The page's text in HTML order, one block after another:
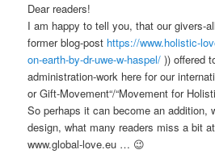
Dear readers!
I am happy to tell you, that our givers-
former blog-post https://www.holistic-
on-earth-by-dr-uwe-w-haspel/ )) offered
administration-work here for our
or Gift-Movement“/“Movement for
So perhaps it can become an addition,
design, what many readers miss a bit
www.global-love.eu … 😉